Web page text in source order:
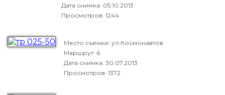
Дата снимка: 05.10.2013
Просмотров: 1244
Место съемки: ул.Космонавтов
Маршрут: 6
Дата снимка: 30.07.2013
Просмотров: 1372